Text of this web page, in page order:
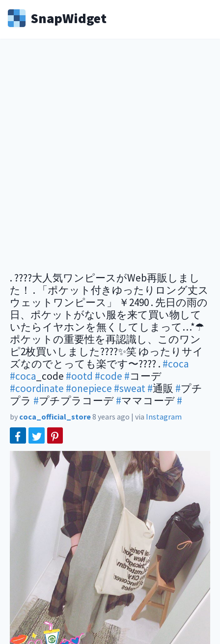
SnapWidget
. ????大人気ワンピースがWeb再販しまし
た！ . 「ポケット付きゆったりロング丈ス
ウェットワンピース」 ￥2490 . 先日の雨の
日、ポケットがない服を来て買い物して
いたらイヤホンを無くしてしまって…*☂︎
ポケットの重要性を再認識し、このワン
ピ2枚買いしました????✨笑 ゆったりサイ
ズなのでとっても楽です〜???? . #coca
#coca _code #ootd #code #コーデ
#coordinate #onepiece #sweat#通販 #プチ
プラ #プチプラコーデ#ママコーデ#
by coca_official_store8 years ago | via Instagram